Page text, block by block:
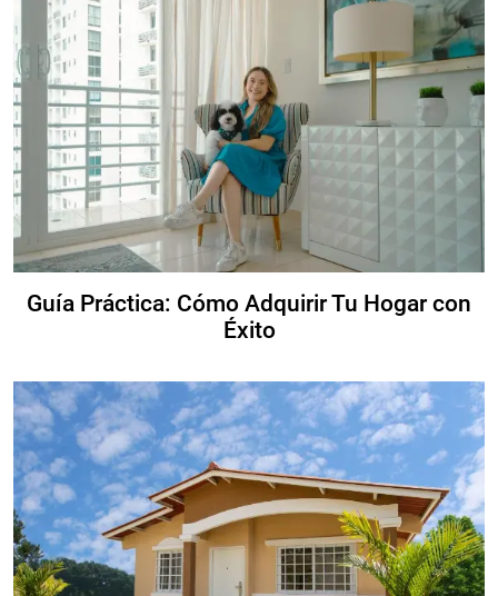
Guía Práctica: Cómo Adquirir Tu Hogar con
Éxito